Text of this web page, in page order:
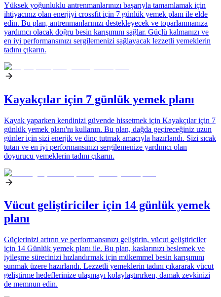
Yüksek yoğunluklu antrenmanlarınızı başarıyla tamamlamak için
ihtiyacınız olan enerjiyi crossfit için 7 günlük yemek planı ile elde
edin. Bu plan, antrenmanlarınızı destekleyecek ve toparlanmanıza
yardımcı olacak doğru besin karışımını sağlar. Güçlü kalmanızı ve
en iyi performansınızı sergilemenizi sağlayacak lezzetli yemeklerin
tadını çıkarın.
Kayakçılar için 7 günlük yemek planı
Kayak yaparken kendinizi güvende hissetmek için Kayakçılar için 7
günlük yemek planı'nı kullanın. Bu plan, dağda geçireceğiniz uzun
günler için sizi enerjik ve dinç tutmak amacıyla hazırlandı. Sizi sıcak
tutan ve en iyi performansınızı sergilemenize yardımcı olan
doyurucu yemeklerin tadını çıkarın.
Vücut geliştiriciler için 14 günlük yemek
planı
Güçlerinizi artırın ve performansınızı geliştirin, vücut geliştiriciler
için 14 Günlük yemek planı ile. Bu plan, kaslarınızı beslemek ve
iyileşme sürecinizi hızlandırmak için mükemmel besin karışımını
sunmak üzere hazırlandı. Lezzetli yemeklerin tadını çıkararak vücut
geliştirme hedeflerinize ulaşmayı kolaylaştırırken, damak zevkinizi
de memnun edin.